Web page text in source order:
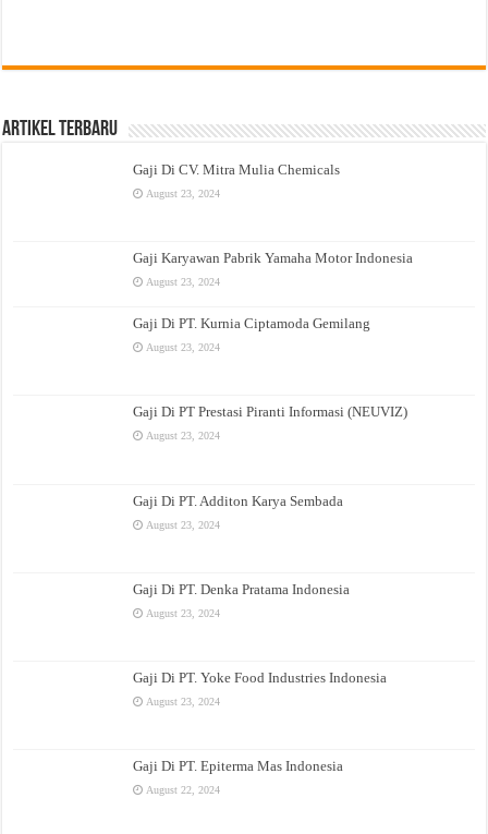
Artikel Terbaru
Gaji Di CV. Mitra Mulia Chemicals
August 23, 2024
Gaji Karyawan Pabrik Yamaha Motor Indonesia
August 23, 2024
Gaji Di PT. Kurnia Ciptamoda Gemilang
August 23, 2024
Gaji Di PT Prestasi Piranti Informasi (NEUVIZ)
August 23, 2024
Gaji Di PT. Additon Karya Sembada
August 23, 2024
Gaji Di PT. Denka Pratama Indonesia
August 23, 2024
Gaji Di PT. Yoke Food Industries Indonesia
August 23, 2024
Gaji Di PT. Epiterma Mas Indonesia
August 22, 2024